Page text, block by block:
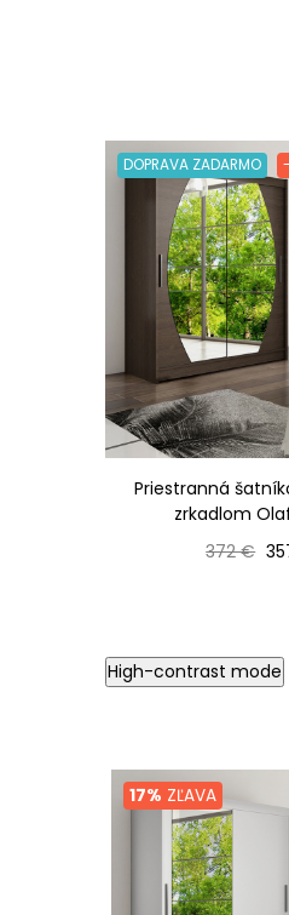
DOPRAVA ZADARMO
Priestranná
zrkadlom
Bežná
372 €
High-contrast mode
17% ZĽAVA